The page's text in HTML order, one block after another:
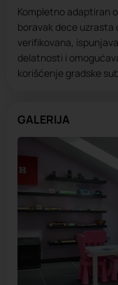
Kompletno adaptiran
boravak dece uzrasta
verifikovana,
delatnosti i
korišćenje gradske
GALERIJA